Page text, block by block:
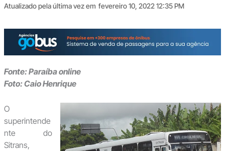
Atualizado pela última vez em fevereiro 10, 2022 12:35 PM
Fonte: Paraíba online
Foto: Caio Henrique
O
superintende
nte do
Sitrans,